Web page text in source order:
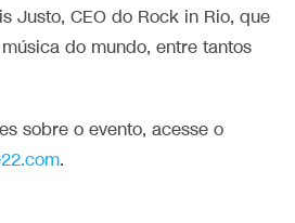
Justo, CEO do Rock in Rio, que
do mundo, entre tantos
sobre o evento, acesse o
.